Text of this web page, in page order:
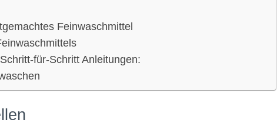
Feinwaschmittel
für-Schritt Anleitungen: